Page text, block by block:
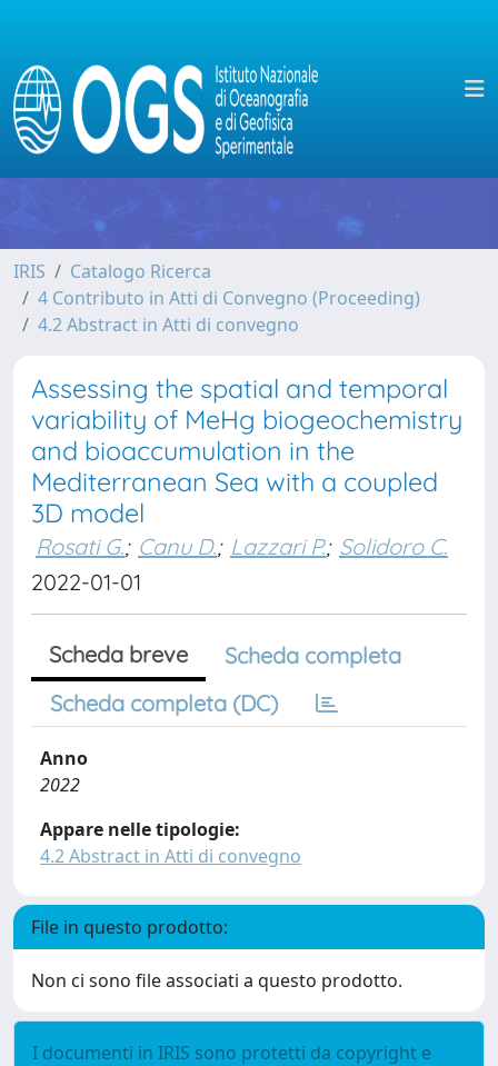
IRIS
Catalogo Ricerca
4 Contributo in Atti di Convegno (Proceeding)
4.2 Abstract in Atti di convegno
Assessing the spatial and temporal
variability of MeHg biogeochemistry
and bioaccumulation in the
Mediterranean Sea with a coupled
3D model
Rosati G.; Canu D.; Lazzari P.; Solidoro C.
2022-01-01
Scheda breve
Scheda completa
Scheda completa (DC)
Anno
2022
Appare nelle tipologie:
4.2 Abstract in Atti di convegno
File in questo prodotto:
Non ci sono file associati a questo prodotto.
I documenti in IRIS sono protetti da copyright e